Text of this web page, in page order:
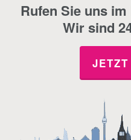
Rufen Sie uns
Wir sind